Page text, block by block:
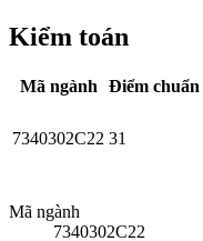
Kiểm toán
Mã ngành Điểm chuẩn
7340302C22 31
Mã ngành
7340302C22